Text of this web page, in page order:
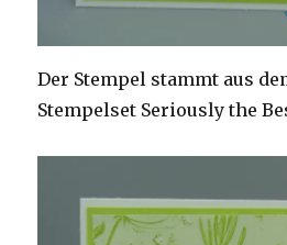
Der Stempel stammt aus
Stempelset Seriously the